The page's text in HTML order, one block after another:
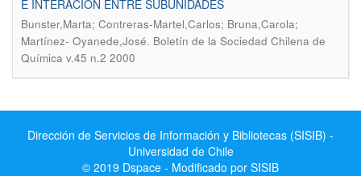
E INTERACION ENTRE SUBUNIDADES
Bunster,Marta; Contreras-Martel,Carlos; Bruna,Carola;
Martínez- Oyanede,José. Boletín de la Sociedad Chilena de
Química v.45 n.2 2000
Dirección de Servicios de Información y Bibliotecas (SISIB) -
Universidad de Chile
© 2019 Dspace - Modificado por SISIB